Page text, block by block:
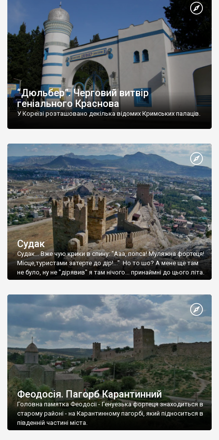
“Дюльбер”. Черговий витвір
геніального Краснова
У Кореїзі розташовано декілька відомих Кримських палаців.
Судак
Судак... Вже чую крики в спину: "Ааа, попса! Муляжна фортеця!
Місце,туристами затерте до дір!..." Но то шо? А мене ще там
не було, ну не "дірявив" я там нічого... принаймні до цього літа.
Феодосія. Пагорб Карантинний
Головна памятка Феодосії - Генуезька фортеця знаходиться в
старому районі - на Карантинному пагорбі, який підноситься в
південній частині міста.